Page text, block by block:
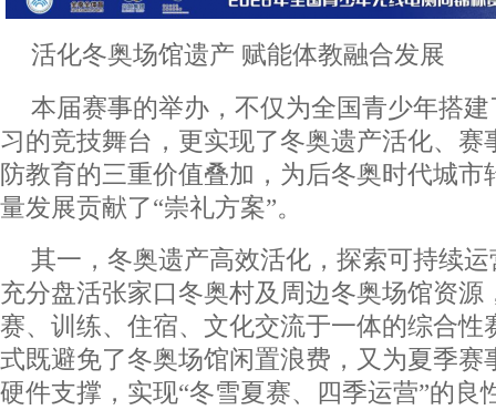
活化冬奥场馆遗产 赋能体教融合发展
本届赛事的举办，不仅为全国青少年搭
习的竞技舞台，更实现了冬奥遗产活化、赛
防教育的三重价值叠加，为后冬奥时代城市
量发展贡献了“崇礼方案”。
其一，冬奥遗产高效活化，探索可持续
充分盘活张家口冬奥村及周边冬奥场馆资源
赛、训练、住宿、文化交流于一体的综合性
式既避免了冬奥场馆闲置浪费，又为夏季赛
硬件支撑，实现“冬雪夏赛、四季运营”的良